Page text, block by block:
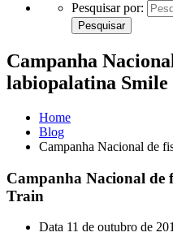
Pesquisar por:
Campanha
labiopalatina
Home
Blog
Campanha Nacional de
Campanha Nacional de
Train
Data 11 de outubro de